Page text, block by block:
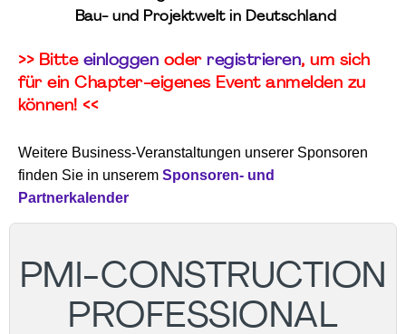
Bau- und Projektwelt in Deutschland
>> Bitte einloggen oder registrieren, um sich
für ein Chapter-eigenes Event anmelden zu
können! <<
Weitere Business-Veranstaltungen unserer Sponsoren
finden Sie in unserem Sponsoren- und
Partnerkalender
PMI-CONSTRUCTION
PROFESSIONAL